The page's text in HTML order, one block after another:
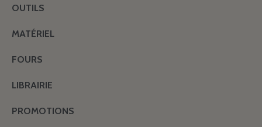
OUTILS
MATÉRIEL
FOURS
LIBRAIRIE
PROMOTIONS